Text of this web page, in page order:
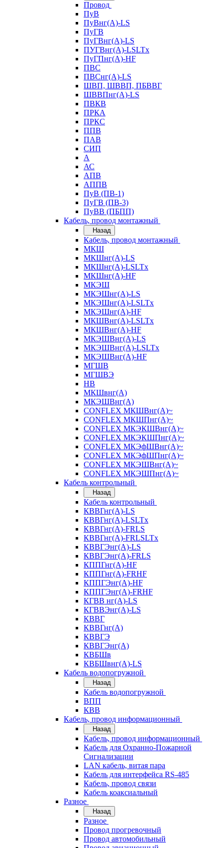
Провод
ПуВ
ПуВнг(А)-LS
ПуГВ
ПуГВнг(А)-LS
ПУГВнг(А)-LSLTx
ПуГПнг(А)-HF
ПВС
ПВСнг(А)-LS
ШВП, ШВВП, ПБВВГ
ШВВПнг(А)-LS
ПВКВ
ПРКА
ПРКС
ППВ
ПАВ
СИП
А
АС
АПВ
АППВ
ПуВ (ПВ-1)
ПуГВ (ПВ-3)
ПуВВ (ПБПП)
Кабель, провод монтажный
Назад
Кабель, провод монтажный
МКШ
МКШнг(А)-LS
МКШнг(А)-LSLTx
МКШнг(А)-HF
МКЭШ
МКЭШнг(А)-LS
МКЭШнг(А)-LSLTx
МКЭШнг(А)-HF
МКШВнг(A)-LSLTx
МКШВнг(А)-HF
МКЭШВнг(А)-LS
МКЭШВнг(A)-LSLTx
МКЭШВнг(А)-HF
МГШВ
МГШВЭ
НВ
МКШвнг(А)
МКЭШВнг(А)
CONFLEX МКШВнг(А)~
CONFLEX МКШПнг(А)~
CONFLEX МКЭКШВнг(А)~
CONFLEX МКЭКШПнг(А)~
CONFLEX МКЭфШВнг(А)~
CONFLEX МКЭфШПнг(А)~
CONFLEX МКЭШВнг(А)~
CONFLEX МКЭШПнг(А)~
Кабель контрольный
Назад
Кабель контрольный
КВВГнг(А)-LS
КВВГнг(А)-LSLTx
КВВГнг(А)-FRLS
КВВГнг(А)-FRLSLTx
КВВГЭнг(А)-LS
КВВГЭнг(А)-FRLS
КППГнг(А)-HF
КППГнг(А)-FRHF
КППГЭнг(А)-HF
КППГЭнг(А)-FRHF
КГВВ нг(А)-LS
КГВВЭнг(А)-LS
КВВГ
КВВГнг(А)
КВВГЭ
КВВГЭнг(А)
КВБШв
КВБШвнг(А)-LS
Кабель водопогружной
Назад
Кабель водопогружной
ВПП
КВВ
Кабель, провод информационный
Назад
Кабель, провод информационный
Кабель для Охранно-Пожарной
Сигнализации
LAN кабель, витая пара
Кабель для интерфейса RS-485
Кабель, провод связи
Кабель коаксиальный
Разное
Назад
Разное
Провод прогревочный
Провод автомобильный